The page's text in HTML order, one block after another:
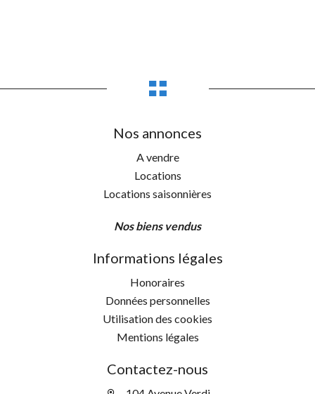
Nos annonces
A vendre
Locations
Locations saisonnières
Nos biens vendus
Informations légales
Honoraires
Données personnelles
Utilisation des cookies
Mentions légales
Contactez-nous